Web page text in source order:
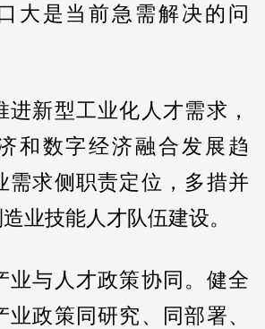
大是当前急需解决的问
进新型工业化人才需求，
和数字经济融合发展趋
需求侧职责定位，多措并
业技能人才队伍建设。
业与人才政策协同。健全
业政策同研究、同部署、